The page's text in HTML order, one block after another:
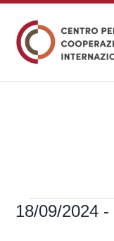
contenuto
formazione
Eventi
18/09/2024 -